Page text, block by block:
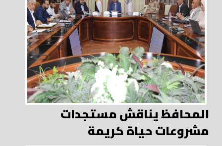
المحافظ يناقش مستجدات
مشروعات حياة كريمة